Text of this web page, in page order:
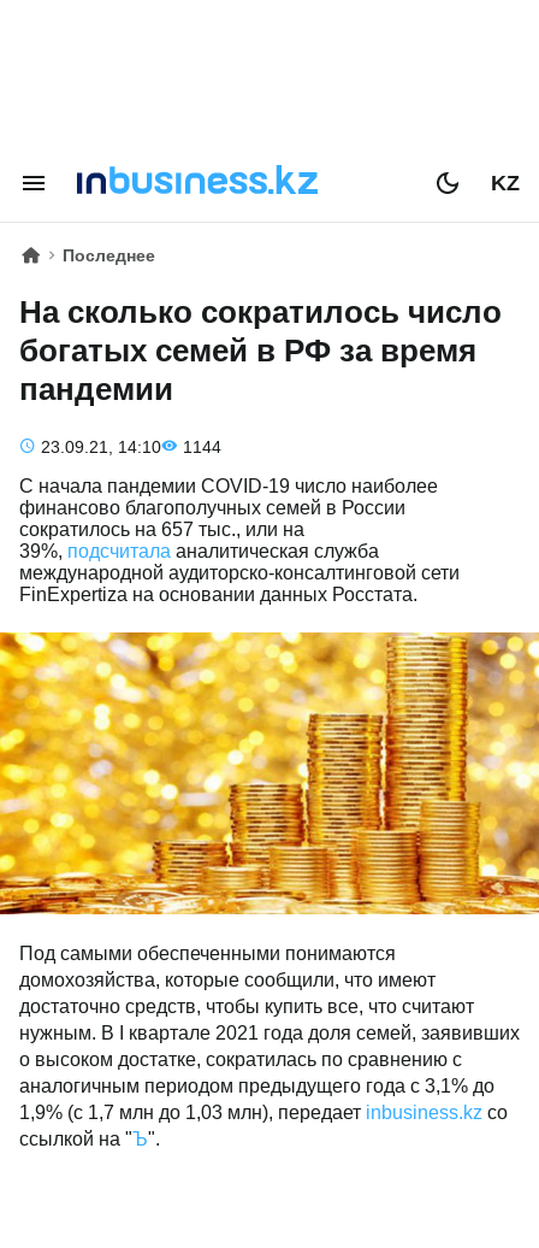
KZ
Последнее
На сколько сократилось число
богатых семей в РФ за время
пандемии
23.09.21, 14:10 1144
С начала пандемии COVID-19 число наиболее
финансово благополучных семей в России
сократилось на 657 тыс., или на
39%, подсчитала аналитическая служба
международной аудиторско-консалтинговой сети
FinExpertiza на основании данных Росстата.
Под самыми обеспеченными понимаются
домохозяйства, которые сообщили, что имеют
достаточно средств, чтобы купить все, что считают
нужным. В I квартале 2021 года доля семей, заявивших
о высоком достатке, сократилась по сравнению с
аналогичным периодом предыдущего года с 3,1% до
1,9% (с 1,7 млн до 1,03 млн), передает inbusiness.kz со
ссылкой на "Ъ".